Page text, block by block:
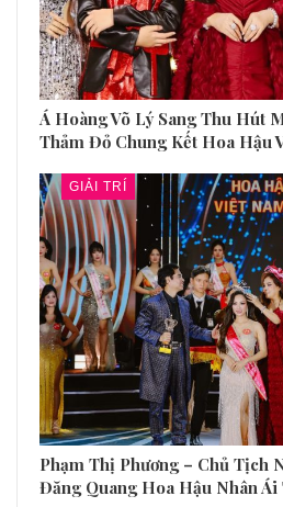
Á Hoàng Võ Lý Sang Thu Hút
Thảm Đỏ Chung Kết Hoa Hậu
GIẢI TRÍ
Phạm Thị Phương – Chủ Tịch
Đăng Quang Hoa Hậu Nhân Ái